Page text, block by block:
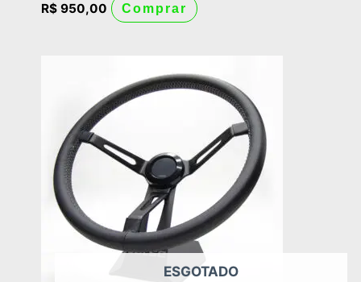
R$ 950,00 Comprar
ESGOTADO